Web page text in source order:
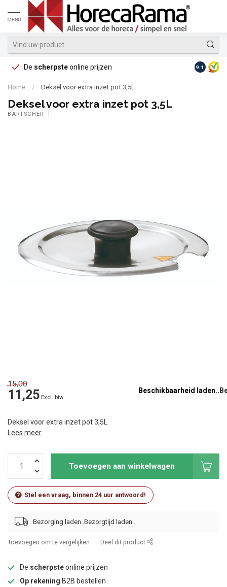
MENU
De scherpsteonline prijzen Op
9.1
Home / Deksel voor extra inzet pot 3,5L
Deksel voor extra inzet pot 3,5L
BARTSCHER
15,00
11,25 Excl. btw
Beschikbaarheid laden..
Deksel voor extra inzet pot 3,5L
Lees meer.
Toevoegen aan winkelwagen
Stel een vraag, binnen 24 uur antwoord!
Bezorging laden..
Toevoegen om te vergelijken Deel dit product
De scherpsteonline prijzen
Op rekening B2B bestellen